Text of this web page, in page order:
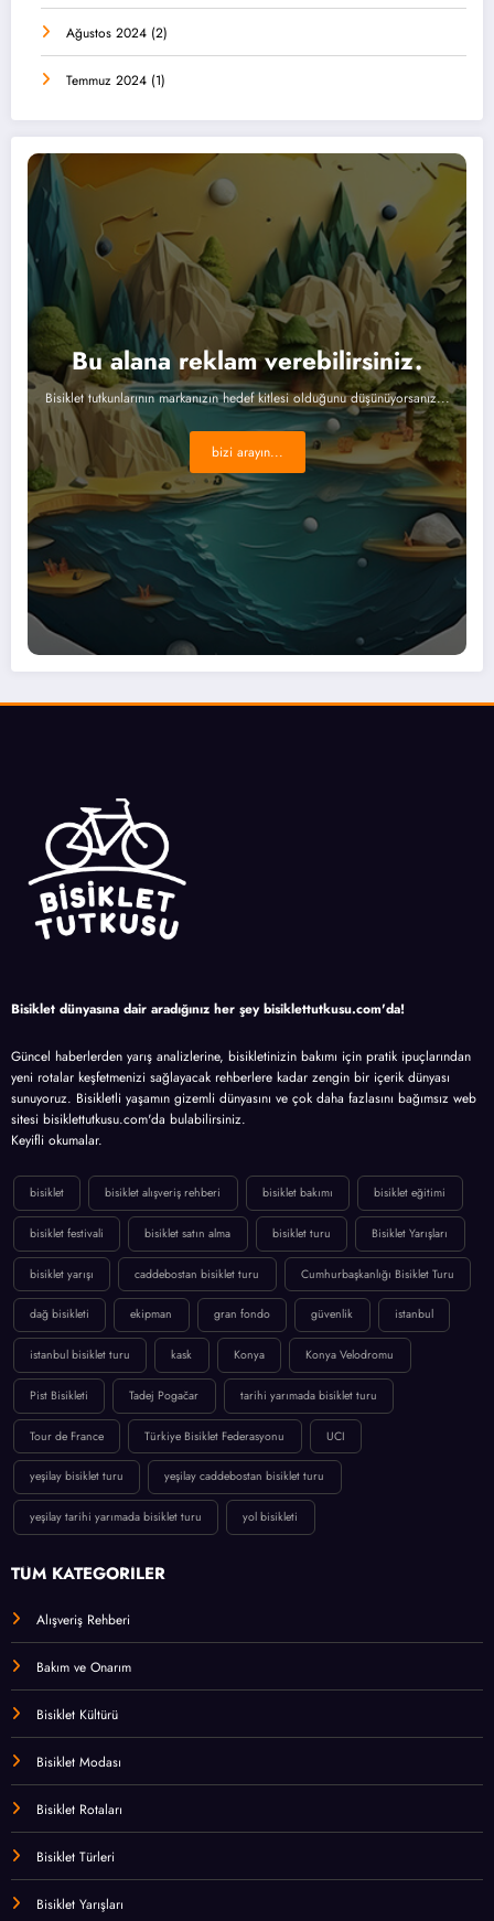
Ağustos 2024 (2)
Temmuz 2024 (1)
Bu alana reklam verebilirsiniz.
Bisiklet tutkunlarının markanızın hedef kitlesi olduğunu düşünüyorsanız...
bizi arayın...
Bisiklet dünyasına dair aradığınız her şey bisiklettutkusu.com'da!
Güncel haberlerden yarış analizlerine, bisikletinizin bakımı için pratik ipuçlarından
yeni rotalar keşfetmenizi sağlayacak rehberlere kadar zengin bir içerik dünyası
sunuyoruz. Bisikletli yaşamın gizemli dünyasını ve çok daha fazlasını bağımsız web
sitesi bisiklettutkusu.com'da bulabilirsiniz.
Keyifli okumalar.
bisiklet bisiklet alışveriş rehberi bisiklet bakımı bisiklet eğitimi
bisiklet festivali bisiklet satın alma bisiklet turu Bisiklet Yarışları
bisiklet yarışı caddebostan bisiklet turu Cumhurbaşkanlığı Bisiklet Turu
dağ bisikleti ekipman gran fondo güvenlik istanbul
istanbul bisiklet turu kask Konya Konya Velodromu
Pist Bisikleti Tadej Pogačar tarihi yarımada bisiklet turu
Tour de France Türkiye Bisiklet Federasyonu UCI
yeşilay bisiklet turu yeşilay caddebostan bisiklet turu
yeşilay tarihi yarımada bisiklet turu yol bisikleti
TÜM KATEGORİLER
Alışveriş Rehberi
Bakım ve Onarım
Bisiklet Kültürü
Bisiklet Modası
Bisiklet Rotaları
Bisiklet Türleri
Bisiklet Yarışları